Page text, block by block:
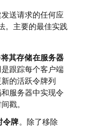
送请求的任何应
。主要的最佳实践
其存储在服务器
跟踪每个客户端
的活跃令牌列
服务器中实现令
戳。
令牌。除了移除